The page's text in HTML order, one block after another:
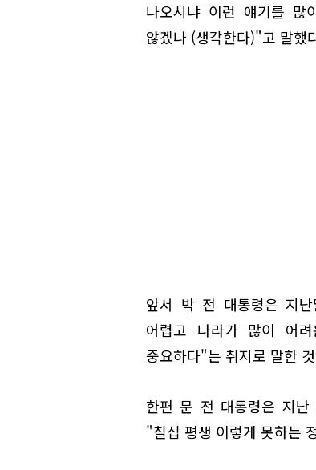
나오시냐 이런 얘기를 많
않겠나 (생각한다)"고 말했
앞서 박 전 대통령은 지
어렵고 나라가 많이 어
중요하다"는 취지로 말한
한편 문 전 대통령은 지
"칠십 평생 이렇게 못하는